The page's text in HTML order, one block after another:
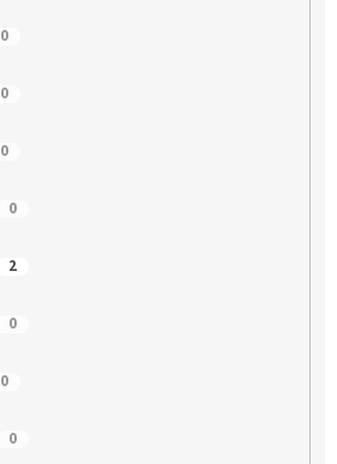
0
0
0
0
2
0
0
0